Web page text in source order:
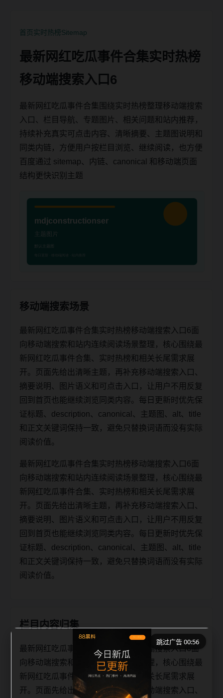
首页实时热榜Sitemap
最新网红吃瓜事件合集实时热榜
移动端搜索入口6
最新网红吃瓜事件合集围绕实时热榜整理移动端搜索
入口、栏目导航、专题图片、相关问题和站内推荐，
持续补充真实可点击内容、清晰摘要、主题图说明和
同类内链，方便用户按栏目浏览、继续阅读，也方便
百度通过 sitemap、内链、canonical 和移动端页面
结构更快识别主题
移动端搜索场景
最新网红吃瓜事件合集实时热榜移动端搜索入口6面
向移动端搜索和站内连续阅读场景整理，核心围绕最
新网红吃瓜事件合集、实时热榜和相关长尾需求展
开。页面先给出清晰主题，再补充移动端搜索入口、
摘要说明、图片语义和可点击入口，让用户不用反复
回到首页也能继续浏览同类内容。每日更新时优先保
证标题、description、canonical、主题图、alt、title
和正文关键词保持一致，避免只替换词语而没有实际
阅读价值。
最新网红吃瓜事件合集实时热榜移动端搜索入口6面
向移动端搜索和站内连续阅读场景整理，核心围绕最
新网红吃瓜事件合集、实时热榜和相关长尾需求展
开。页面先给出清晰主题，再补充移动端搜索入口、
摘要说明、图片语义和可点击入口，让用户不用反复
回到首页也能继续浏览同类内容。每日更新时优先保
证标题、description、canonical、主题图、alt、title
和正文关键词保持一致，避免只替换词语而没有实际
阅读价值。
栏目内容归集
最新网红吃瓜事件合集实时热榜移动端搜索入口6面
向移动端搜索和站内连续阅读场景整理，核心围绕最
新网红吃瓜事件合集、实时热榜和相关长尾需求展
开。页面先给出清晰主题，再补充移动端搜索入口、
跳过广告 00:56